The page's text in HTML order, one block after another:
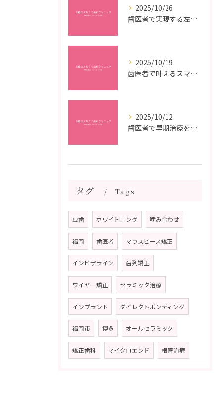
2025/10/26
歯医者で実現する左右対称治療のポイントと矯正治療選びの疑問解決ガイド
2025/10/19
歯医者で叶えるスマイルメイクオーバーなら福岡県福岡市博多区博多駅前の最新矯正治療解説
2025/10/12
歯医者で早期治療を受けるメリットと虫歯悪化を防ぐ最短ステップ
タグ Tags
虫歯 ホワイトニング 噛み合わせ
福岡 歯医者 マウスピース矯正
インビザライン 歯列矯正
ワイヤー矯正 セラミック治療
インプラント ダイレクトボンディング
福岡市 博多 オールセラミック
矯正歯科 マイクロエンド 根管治療